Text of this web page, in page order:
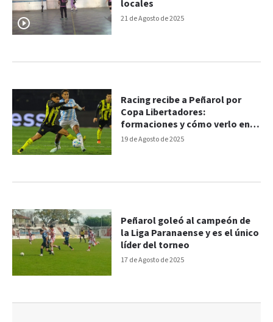
21 de Agosto de 2025
locales
19 de Agosto de 2025
Racing recibe a Peñarol por
Copa Libertadores:
formaciones y cómo verlo en
vivo
17 de Agosto de 2025
Peñarol goleó al campeón de
la Liga Paranaense y es el único
líder del torneo